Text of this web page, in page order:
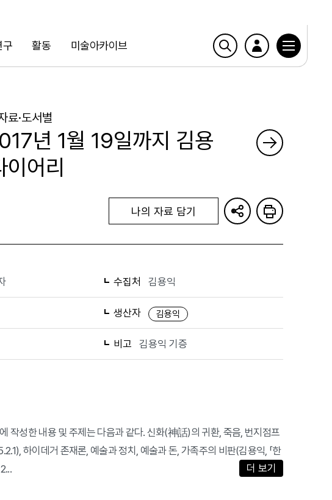
구 활동 미술아카이브
료·도서별
년 1월 19일까지 김용
이어리
나의 자료 담기
수집처 김용익
생산자 김용익
비고 김용익 기증
성한 내용 및 주제는 다음과 같다. 신화(神話)의 귀환, 죽음, 번지점프
하이데거 존재론, 예술과 정치, 예술과 돈, 가족주의 비판(김용익, 「한
더 보기